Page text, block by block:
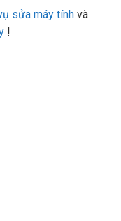
sửa máy tính và
!